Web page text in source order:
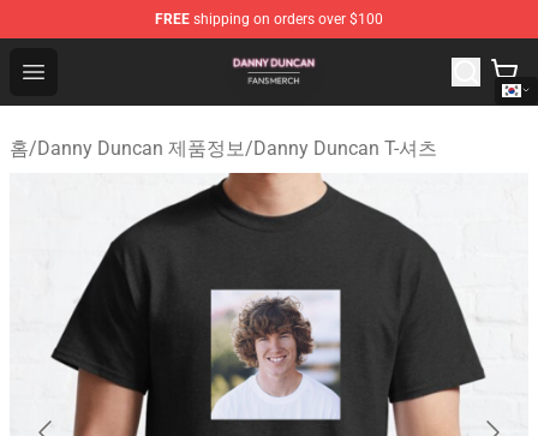
FREE shipping on orders over $100
Open menu
Danny Duncan Shop - Official Danny Duncan
홈/Danny Duncan 제품정보/Danny Duncan T-셔츠